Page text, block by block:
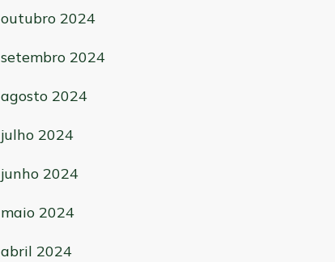
outubro 2024
setembro 2024
agosto 2024
julho 2024
junho 2024
maio 2024
abril 2024